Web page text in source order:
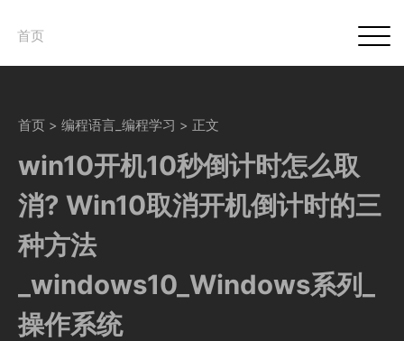
首页
首页 > 编程语言_编程学习 > 正文
win10开机10秒倒计时怎么取
消? Win10取消开机倒计时的三
种方法
_windows10_Windows系列_
操作系统